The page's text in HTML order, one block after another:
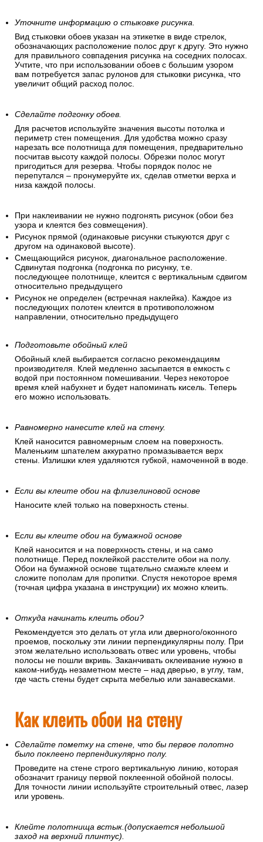
Уточните информацию о стыковке рисунка.
Вид стыковки обоев указан на этикетке в виде стрелок,
обозначающих расположение полос друг к другу. Это нужно
для правильного совпадения рисунка на соседних полосах.
Учтите, что при использовании обоев с большим узором
вам потребуется запас рулонов для стыковки рисунка, что
увеличит общий расход полос.
Сделайте подгонку обоев.
Для расчетов используйте значения высоты потолка и
периметр стен помещения. Для удобства можно сразу
нарезать все полотнища для помещения, предварительно
посчитав высоту каждой полосы. Обрезки полос могут
пригодиться для резерва. Чтобы порядок полос не
перепутался – пронумеруйте их, сделав отметки верха и
низа каждой полосы.
При наклеивании не нужно подгонять рисунок (обои без
узора и клеятся без совмещения).
Рисунок прямой (одинаковые рисунки стыкуются друг с
другом на одинаковой высоте).
Смещающийся рисунок, диагональное расположение.
Сдвинутая подгонка (подгонка по рисунку, т.е.
последующее полотнище, клеится с вертикальным сдвигом
относительно предыдущего
Рисунок не определен (встречная наклейка). Каждое из
последующих полотен клеится в противоположном
направлении, относительно предыдущего
Подготовьте обойный клей
Обойный клей выбирается согласно рекомендациям
производителя. Клей медленно засыпается в емкость с
водой при постоянном помешивании. Через некоторое
время клей набухнет и будет напоминать кисель. Теперь
его можно использовать.
Равномерно нанесите клей на стену.
Клей наносится равномерным слоем на поверхность.
Маленьким шпателем аккуратно промазывается верх
стены. Излишки клея удаляются губкой, намоченной в воде.
Если вы клеите обои на флизелиновой основе
Наносите клей только на поверхность стены.
Если вы клеите обои на бумажной основе
Клей наносится и на поверхность стены, и на само
полотнище. Перед поклейкой расстелите обои на полу.
Обои на бумажной основе тщательно смажьте клеем и
сложите пополам для пропитки. Спустя некоторое время
(точная цифра указана в инструкции) их можно клеить.
Откуда начинать клеить обои?
Рекомендуется это делать от угла или дверного/оконного
проемов, поскольку эти линии перпендикулярны полу. При
этом желательно использовать отвес или уровень, чтобы
полосы не пошли вкривь. Заканчивать оклеивание нужно в
каком-нибудь незаметном месте – над дверью, в углу, там,
где часть стены будет скрыта мебелью или занавесками.
Как клеить обои на стену
Сделайте пометку на стене, что бы первое полотно
было поклеено перпендикулярно полу.
Проведите на стене строго вертикальную линию, которая
обозначит границу первой поклеенной обойной полосы.
Для точности линии используйте строительный отвес, лазер
или уровень.
Клейте полотнища встык.(допускается небольшой
заход на верхний плинтус).